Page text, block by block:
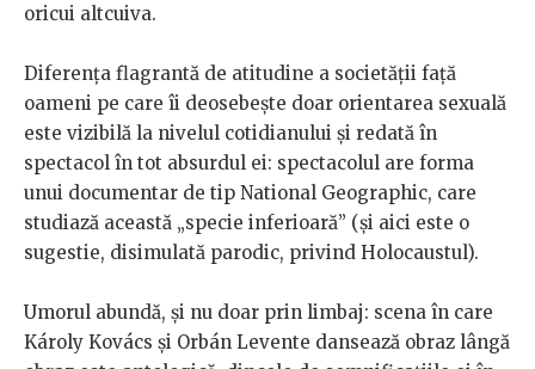
oricui altcuiva.
Diferenţa flagrantă de atitudine a societăţii faţă
oameni pe care îi deosebeşte doar orientarea sexuală
este vizibilă la nivelul cotidianului şi redată în
spectacol în tot absurdul ei: spectacolul are forma
unui documentar de tip National Geographic, care
studiază această „specie inferioară” (şi aici este o
sugestie, disimulată parodic, privind Holocaustul).
Umorul abundă, şi nu doar prin limbaj: scena în care
Károly Kovács şi Orbán Levente dansează obraz lângă